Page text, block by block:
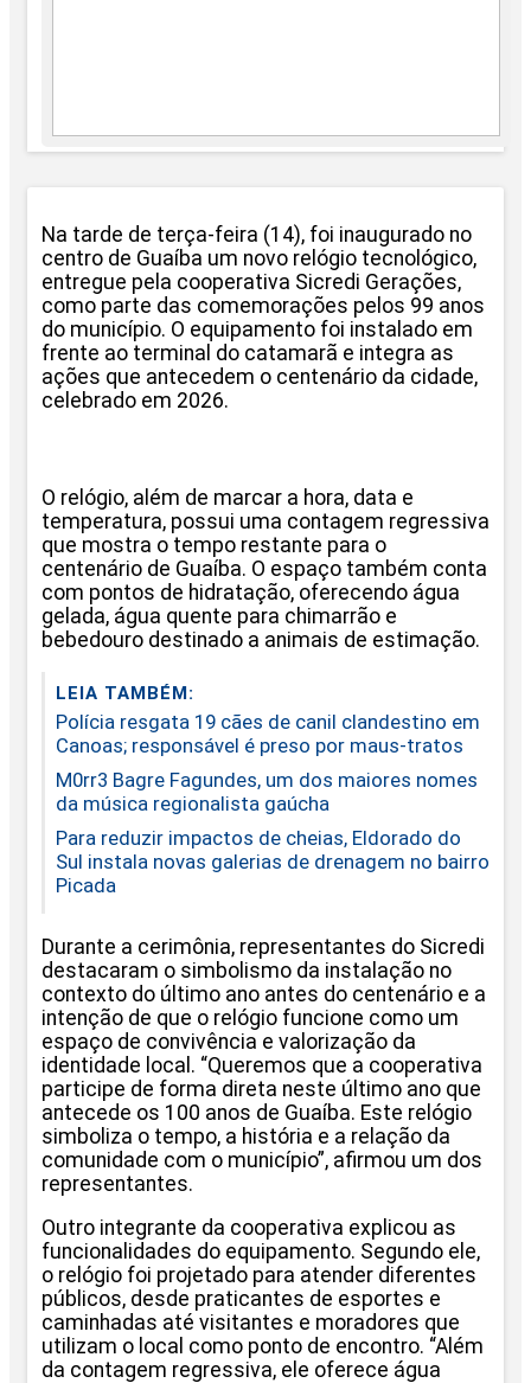
Na tarde de terça-feira (14), foi inaugurado no
centro de Guaíba um novo relógio tecnológico,
entregue pela cooperativa Sicredi Gerações,
como parte das comemorações pelos 99 anos
do município. O equipamento foi instalado em
frente ao terminal do catamarã e integra as
ações que antecedem o centenário da cidade,
celebrado em 2026.
O relógio, além de marcar a hora, data e
temperatura, possui uma contagem regressiva
que mostra o tempo restante para o
centenário de Guaíba. O espaço também conta
com pontos de hidratação, oferecendo água
gelada, água quente para chimarrão e
bebedouro destinado a animais de estimação.
LEIA TAMBÉM:
Polícia resgata 19 cães de canil clandestino em
Canoas; responsável é preso por maus-tratos
M0rr3 Bagre Fagundes, um dos maiores nomes
da música regionalista gaúcha
Para reduzir impactos de cheias, Eldorado do
Sul instala novas galerias de drenagem no bairro
Picada
Durante a cerimônia, representantes do Sicredi
destacaram o simbolismo da instalação no
contexto do último ano antes do centenário e a
intenção de que o relógio funcione como um
espaço de convivência e valorização da
identidade local. “Queremos que a cooperativa
participe de forma direta neste último ano que
antecede os 100 anos de Guaíba. Este relógio
simboliza o tempo, a história e a relação da
comunidade com o município”, afirmou um dos
representantes.
Outro integrante da cooperativa explicou as
funcionalidades do equipamento. Segundo ele,
o relógio foi projetado para atender diferentes
públicos, desde praticantes de esportes e
caminhadas até visitantes e moradores que
utilizam o local como ponto de encontro. “Além
da contagem regressiva, ele oferece água